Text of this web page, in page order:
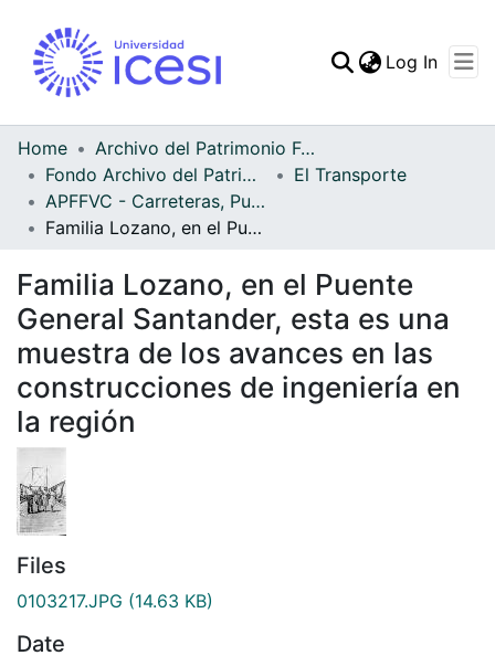
Statistics
Log In
Home
Archivo del Patrimonio Fotográfico y Fílmico del Valle del Cauca
Fondo Archivo del Patrimonio Fotográfico y Fílmico del Valle del Cauca
El Transporte
APFFVC - Carreteras, Puentes - Patrimonial
Familia Lozano, en el Puente General Santander, esta es una muestra de los avances en las construcciones de ingeniería en la región
Familia Lozano, en el Puente
General Santander, esta es una
muestra de los avances en las
construcciones de ingeniería en
la región
Files
0103217.JPG (14.63 KB)
Date